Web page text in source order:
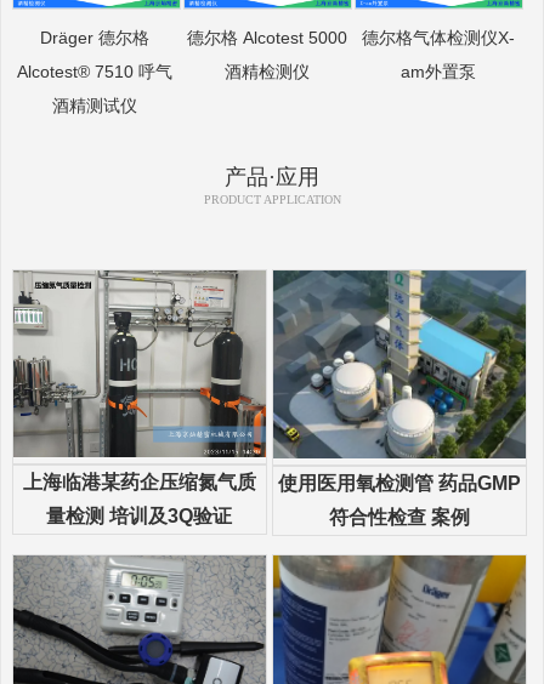
Dräger 德尔格
Alcotest® 7510 呼气
酒精测试仪
德尔格 Alcotest 5000
酒精检测仪
德尔格气体检测仪X-
am外置泵
产品·应用
PRODUCT APPLICATION
上海临港某药企压缩氮气质
量检测 培训及3Q验证
使用医用氧检测管 药品GMP
符合性检查 案例